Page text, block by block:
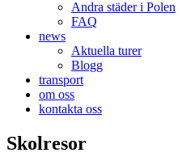
Andra städer i Polen
FAQ
news
Aktuella turer
Blogg
transport
om oss
kontakta oss
Skolresor